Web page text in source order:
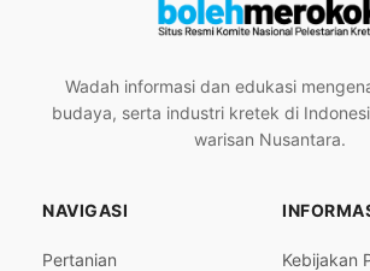
Wadah informasi dan edukasi
budaya, serta industri kretek di
warisan Nusantara.
NAVIGASI
Pertanian Kebijakan